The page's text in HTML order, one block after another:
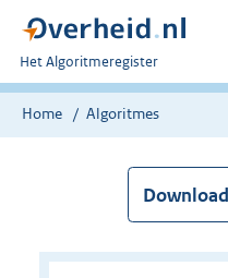
U
bent
nu
Het Algoritmeregister
Home Algoritmes